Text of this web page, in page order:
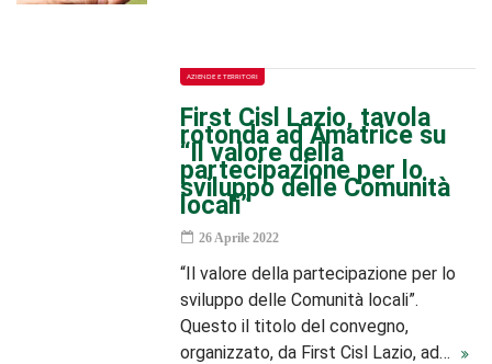
AZIENDE E TERRITORI
First Cisl Lazio, tavola
rotonda ad Amatrice su
“Il valore della
partecipazione per lo
sviluppo delle Comunità
locali”
26 Aprile 2022
“Il valore della partecipazione per lo
sviluppo delle Comunità locali”.
Questo il titolo del convegno,
organizzato, da First Cisl Lazio, ad…